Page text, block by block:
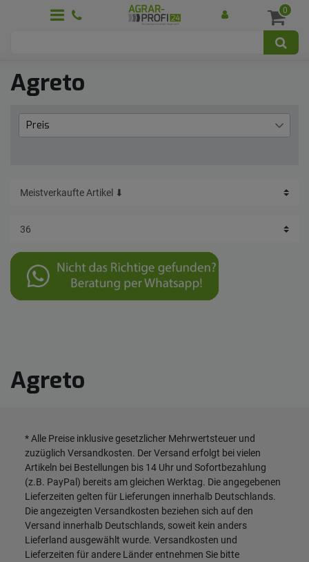
0
Agreto
Preis
Agreto
* Alle Preise inklusive gesetzlicher Mehrwertsteuer und
zuzüglich Versandkosten. Der Versand erfolgt bei vielen
Artikeln bei Bestellungen bis 14 Uhr und Sofortbezahlung
(z.B. PayPal) bereits am gleichen Werktag. Die angegebenen
Lieferzeiten gelten für Lieferungen innerhalb Deutschlands.
Die angezeigten Versandkosten beziehen sich auf den
Versand innerhalb Deutschlands, soweit kein anders
Lieferland ausgewählt wurde. Versandkosten und
Lieferzeiten für andere Länder entnehmen Sie bitte